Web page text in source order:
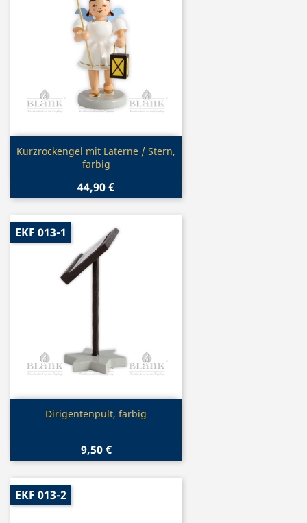
Vorschau
Kurzrockengel mit Laterne / Stern,
farbig
44,90 €
Vorschau
Dirigentenpult, farbig
9,50 €
EKF 013-1
EKF 013-2